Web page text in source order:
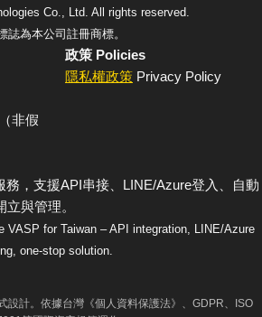
Co., Ltd. All rights reserved.
誌為本公司註冊商標。
非假
政策 Policies
隱私權政策 Privacy Policy
務，支援API串接、LINE/Azure登入、自動
與管理。
VASP for Taiwan – API integration, LINE/Azure
one-stop solution.
設計。依據台灣《個人資料保護法》、GDPR、ISO